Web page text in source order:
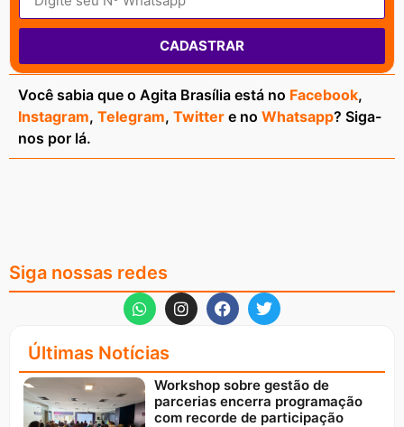
CADASTRAR
Você sabia que o Agita Brasília está no Facebook,
Instagram, Telegram, Twitter e no Whatsapp? Siga-
nos por lá.
Siga nossas redes
Últimas Notícias
Workshop sobre gestão de
parcerias encerra programação
com recorde de participação